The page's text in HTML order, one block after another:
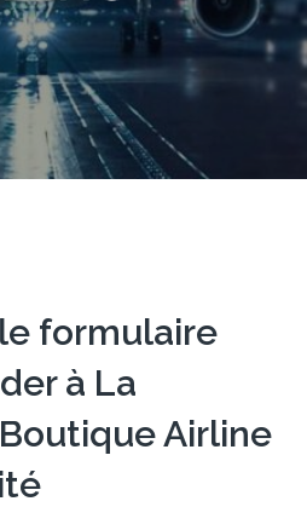
formulaire
à La
Airline